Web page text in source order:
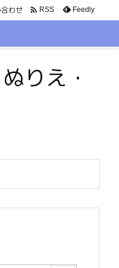
わせ  RSS Feedly
りえ・